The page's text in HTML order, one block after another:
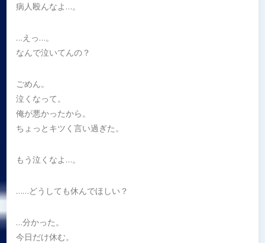
病人殴んなよ…。
…えっ…。
なんで泣いてんの？
ごめん。
泣くなって。
俺が悪かったから。
ちょっとキツく言い過ぎた。
もう泣くなよ…。
……どうしても休んでほしい？
…分かった。
今日だけ休む。